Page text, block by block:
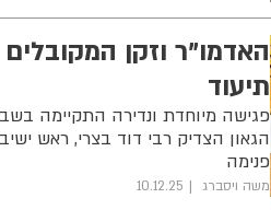
האדמו"ר וזקן
תיעוד
​פגישה מיוחדת ונדירה התקיימה
הגאון הצדיק רבי דוד בצרי, ראש
פנימה
משה ויסברג 10.12.25